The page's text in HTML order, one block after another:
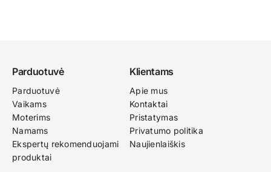
Parduotuvė
Parduotuvė
Vaikams
Moterims
Namams
Ekspertų rekomenduojami
produktai
Klientams
Apie mus
Kontaktai
Pristatymas
Privatumo politika
Naujienlaiškis